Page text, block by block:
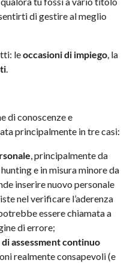
di gestire al meglio
leoccasioni di impiego, la
.
di conoscenze e
principalmente in tre casi:
, principalmente da
e in misura minore da
inserire nuovo personale
nel verificare l’aderenza
essere chiamata a
di errore;
assessment continuo
realmente consapevoli (e